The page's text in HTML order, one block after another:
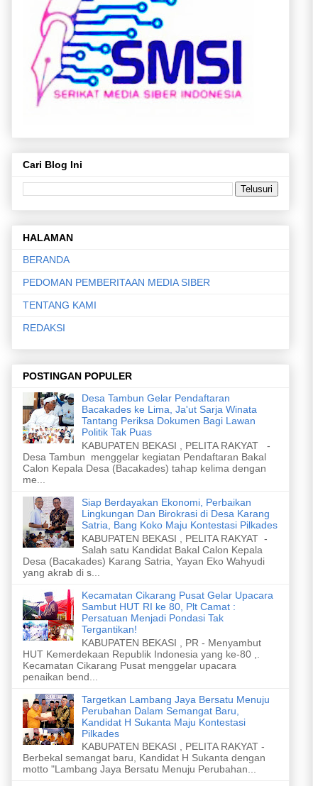
Cari Blog Ini
HALAMAN
BERANDA
PEDOMAN PEMBERITAAN MEDIA SIBER
TENTANG KAMI
REDAKSI
POSTINGAN POPULER
Desa Tambun Gelar Pendaftaran
Bacakades ke Lima, Ja'ut Sarja Winata
Tantang Periksa Dokumen Bagi Lawan
Politik Tak Puas
KABUPATEN BEKASI , PELITA RAKYAT -
Desa Tambun menggelar kegiatan Pendaftaran Bakal
Calon Kepala Desa (Bacakades) tahap kelima dengan
me...
Siap Berdayakan Ekonomi, Perbaikan
Lingkungan Dan Birokrasi di Desa Karang
Satria, Bang Koko Maju Kontestasi Pilkades
KABUPATEN BEKASI , PELITA RAKYAT -
Salah satu Kandidat Bakal Calon Kepala
Desa (Bacakades) Karang Satria, Yayan Eko Wahyudi
yang akrab di s...
Kecamatan Cikarang Pusat Gelar Upacara
Sambut HUT RI ke 80, Plt Camat :
Persatuan Menjadi Pondasi Tak
Tergantikan!
KABUPATEN BEKASI , PR - Menyambut
HUT Kemerdekaan Republik Indonesia yang ke-80 ,.
Kecamatan Cikarang Pusat menggelar upacara
penaikan bend...
Targetkan Lambang Jaya Bersatu Menuju
Perubahan Dalam Semangat Baru,
Kandidat H Sukanta Maju Kontestasi
Pilkades
KABUPATEN BEKASI , PELITA RAKYAT -
Berbekal semangat baru, Kandidat H Sukanta dengan
motto "Lambang Jaya Bersatu Menuju Perubahan...